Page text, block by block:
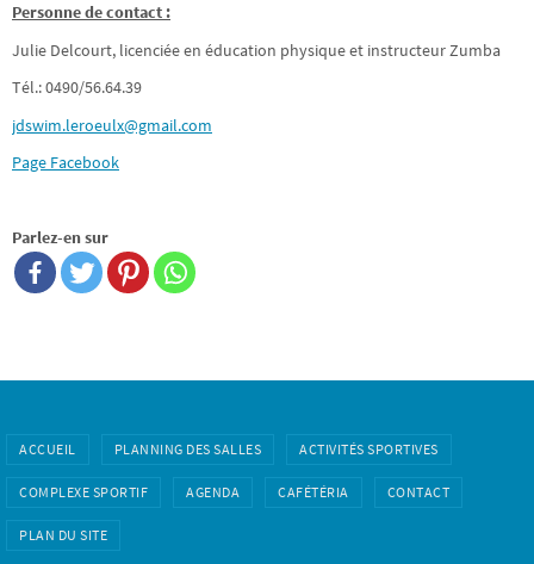
Personne de contact :
Julie Delcourt, licenciée en éducation physique et instructeur Zumba
Tél.: 0490/56.64.39
jdswim.leroeulx@gmail.com
Page Facebook
Parlez-en sur
ACCUEIL PLANNING DES SALLES ACTIVITÉS SPORTIVES
COMPLEXE SPORTIF AGENDA CAFÉTÉRIA CONTACT
PLAN DU SITE